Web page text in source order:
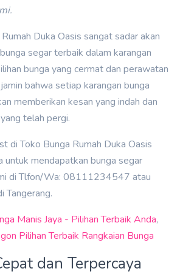
Duka Oasis sangat sadar akan
segar terbaik dalam karangan
bunga yang cermat dan perawatan
bahwa setiap karangan bunga
memberikan kesan yang indah dan
telah pergi.
di Toko Bunga Rumah Duka Oasis
untuk mendapatkan bunga segar
di Tlfon/Wa: 08111234547 atau
Tangerang.
Manis Jaya - Pilihan Terbaik Anda,
Pilihan Terbaik Rangkaian Bunga
dan Terpercaya